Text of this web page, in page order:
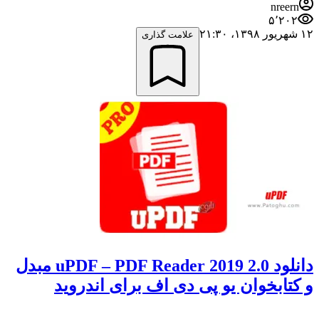
nreern
۵٬۲۰۲
۱۲ شهریور ۱۳۹۸،‏ ۲۱:۳۰
علامت گذاری
دانلود uPDF – PDF Reader 2019 2.0 مبدل
و کتابخوان یو پی دی اف برای اندروید